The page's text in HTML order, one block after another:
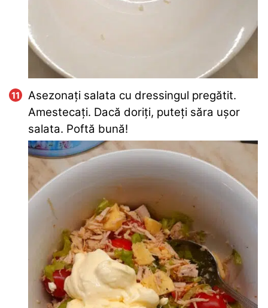
Asezonați salata cu dressingul pregătit.
Amestecați. Dacă doriți, puteți săra ușor
salata. Poftă bună!